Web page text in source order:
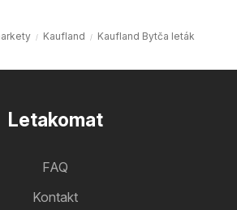
Kaufland Kaufland Bytča leták
Letakomat
FAQ
Kontakt